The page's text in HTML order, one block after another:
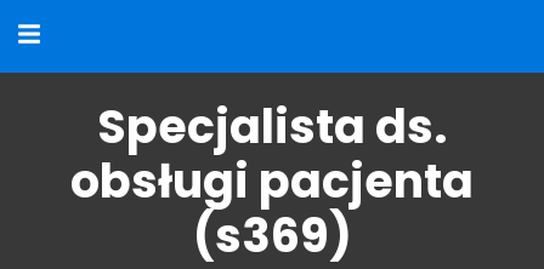
Specjalista ds.
obsługi pacjenta
(s369)